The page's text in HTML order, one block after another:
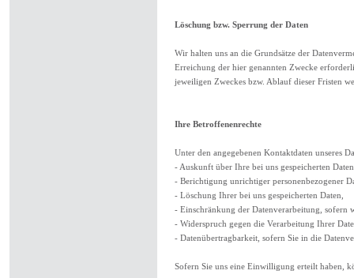
Löschung bzw. Sperrung der Daten
Wir halten uns an die Grundsätze der
Erreichung der hier genannten Zwecke
jeweiligen Zweckes bzw. Ablauf dieser Fristen
Ihre Betroffenenrechte
Unter den angegebenen Kontaktdaten unseres
- Auskunft über Ihre bei uns gespeicherten
- Berichtigung unrichtiger personenbezogener
- Löschung Ihrer bei uns gespeicherten Daten,
- Einschränkung der Datenverarbeitung, sofern
- Widerspruch gegen die Verarbeitung Ihrer
- Datenübertragbarkeit, sofern Sie in die
Sofern Sie uns eine Einwilligung erteilt haben,